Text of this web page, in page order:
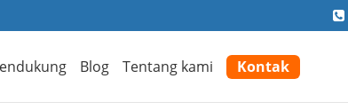
Blog Tentang kami Kontak